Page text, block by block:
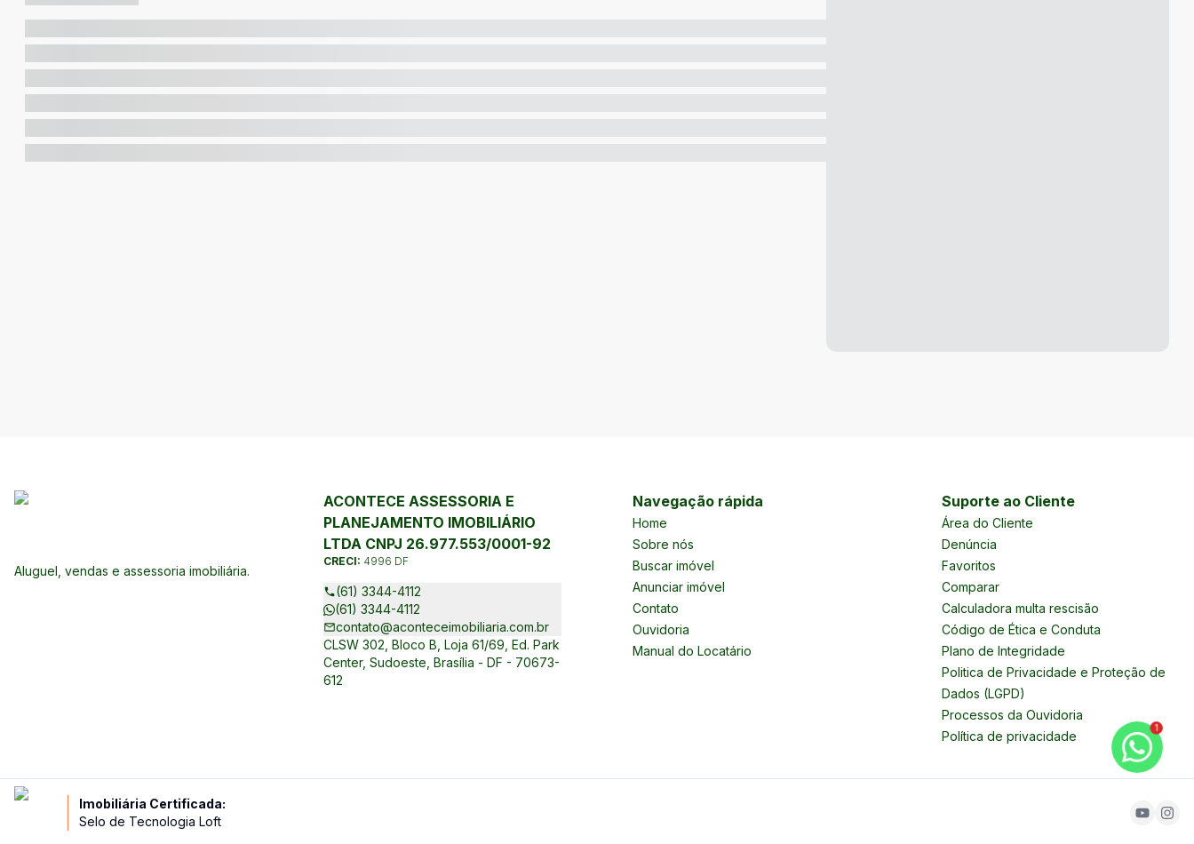
Aluguel, vendas e assessoria imobiliária.
ACONTECE ASSESSORIA E
PLANEJAMENTO IMOBILIÁRIO
LTDA CNPJ 26.977.553/0001-92
CRECI: 4996 DF
(61) 3344-4112
(61) 3344-4112
contato@aconteceimobiliaria.com.br
CLSW 302, Bloco B, Loja 61/69, Ed. Park
Center, Sudoeste, Brasília - DF - 70673-
612
Navegação rápida
Home
Sobre nós
Buscar imóvel
Anunciar imóvel
Contato
Ouvidoria
Manual do Locatário
Suporte ao Cliente
Área do Cliente
Denúncia
Favoritos
Comparar
Calculadora multa rescisão
Código de Ética e Conduta
Plano de Integridade
Politica de Privacidade e Proteção de
Dados (LGPD)
Processos da Ouvidoria
Política de privacidade
Imobiliária Certificada:
Selo de Tecnologia Loft
1